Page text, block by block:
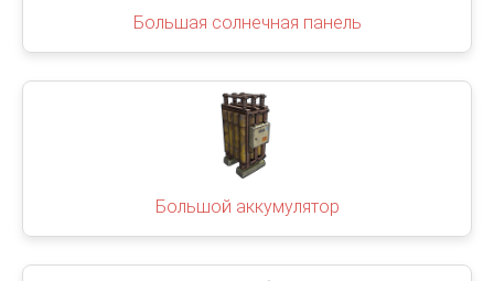
Большая солнечная панель
Большой аккумулятор